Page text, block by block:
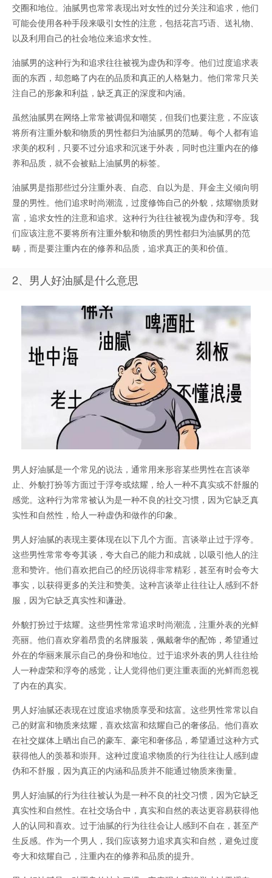
交圈和地位。油腻男也常常表现出对女性的过分关注和追求，他们
可能会使用各种手段来吸引女性的注意，包括花言巧语、送礼物、
以及利用自己的社会地位来追求女性。
油腻男的这种行为和追求往往被视为虚伪和浮夸。他们过度追求表
面的东西，却忽略了内在的品质和真正的人格魅力。他们常常只关
注自己的形象和利益，缺乏真正的深度和内涵。
虽然油腻男在网络上常常被调侃和嘲笑，但我们也要注意，不应该
将所有注重外貌和物质的男性都归为油腻男的范畴。每个人都有追
求美的权利，只要不过分追求和沉迷于外表，同时也注重内在的修
养和品质，就不会被贴上油腻男的标签。
油腻男是指那些过分注重外表、自恋、自以为是、拜金主义倾向明
显的男性。他们追求时尚潮流，过度修饰自己的外貌，炫耀物质财
富，追求女性的注意和追求。这种行为往往被视为虚伪和浮夸。我
们应该注意不要将所有注重外貌和物质的男性都归为油腻男的范
畴，而是要注重内在的修养和品质，追求真正的美和价值。
2、男人好油腻是什么意思
男人好油腻是一个常见的说法，通常用来形容某些男性在言谈举
止、外貌打扮等方面过于浮夸或炫耀，给人一种不真实或不舒服的
感觉。这种行为常常被认为是一种不良的社交习惯，因为它缺乏真
实性和自然性，给人一种虚伪和做作的印象。
男人好油腻的表现主要体现在以下几个方面。言谈举止过于浮夸。
这些男性常常夸夸其谈，夸大自己的能力和成就，以吸引他人的注
意和赞许。他们喜欢把自己的经历说得非常精彩，甚至有时会夸大
事实，以获得更多的关注和赞美。这种言谈举止往往让人感到不舒
服，因为它缺乏真实性和谦逊。
外貌打扮过于炫耀。这些男性常常追求时尚潮流，注重外表的光鲜
亮丽。他们喜欢穿着昂贵的名牌服装，佩戴奢华的配饰，希望通过
外在的华丽来展示自己的身份和地位。过于追求外表的男人往往给
人一种虚荣和浮夸的感觉，让人觉得他们更注重表面的光鲜而忽视
了内在的真实。
男人好油腻还表现在过度追求物质享受和炫富。这些男性常常以自
己的财富和物质来炫耀，喜欢炫富和炫耀自己的奢侈品。他们喜欢
在社交媒体上晒出自己的豪车、豪宅和奢侈品，希望通过这种方式
获得他人的羡慕和崇拜。这种过度追求物质的行为往往让人感到虚
伪和不舒服，因为真正的内涵和品质并不能通过物质来衡量。
男人好油腻的行为往往被认为是一种不良的社交习惯，因为它缺乏
真实性和自然性。在社交场合中，真实和自然的表达更容易获得他
人的认同和喜欢。过于油腻的行为往往会让人感到不自在，甚至产
生反感。作为一个男人，我们应该努力追求真实和自然，避免过度
夸大和炫耀自己，注重内在的修养和品质的提升。